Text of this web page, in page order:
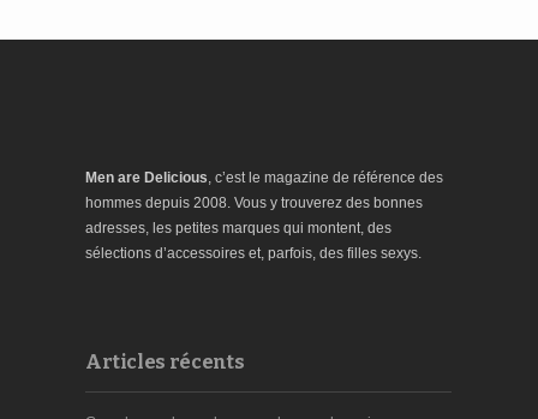
Men are Delicious, c’est le magazine de référence des
hommes depuis 2008. Vous y trouverez des bonnes
adresses, les petites marques qui montent, des
sélections d’accessoires et, parfois, des filles sexys.
Articles récents